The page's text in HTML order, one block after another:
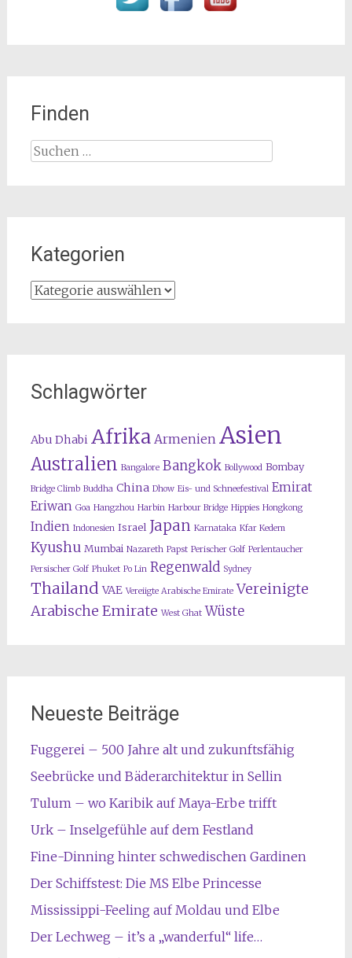
Finden
Suchen
nach:
Kategorien
Kategorien
Schlagwörter
Abu Dhabi Afrika Armenien Asien
Australien Bangalore Bangkok Bollywood Bombay
Bridge Climb Buddha China Dhow Eis- und Schneefestival Emirat
Eriwan Goa Hangzhou Harbin Harbour Bridge Hippies Hongkong
Indien Indonesien Israel Japan Karnataka Kfar Kedem
Kyushu Mumbai Nazareth Papst Perischer Golf Perlentaucher
Persischer Golf Phuket Po Lin Regenwald Sydney
Thailand VAE Vereiigte Arabische Emirate Vereinigte
Arabische Emirate West Ghat Wüste
Neueste Beiträge
Fuggerei – 500 Jahre alt und zukunftsfähig
Seebrücke und Bäderarchitektur in Sellin
Tulum – wo Karibik auf Maya-Erbe trifft
Urk – Inselgefühle auf dem Festland
Fine-Dinning hinter schwedischen Gardinen
Der Schiffstest: Die MS Elbe Princesse
Mississippi-Feeling auf Moldau und Elbe
Der Lechweg – it’s a „wanderful“ life…